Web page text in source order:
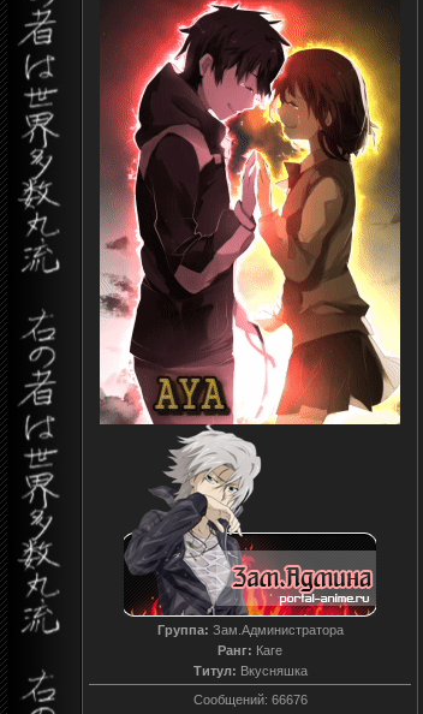
Группа: Зам.Администратора
Ранг: Каге
Титул: Вкусняшка
Сообщений: 66676